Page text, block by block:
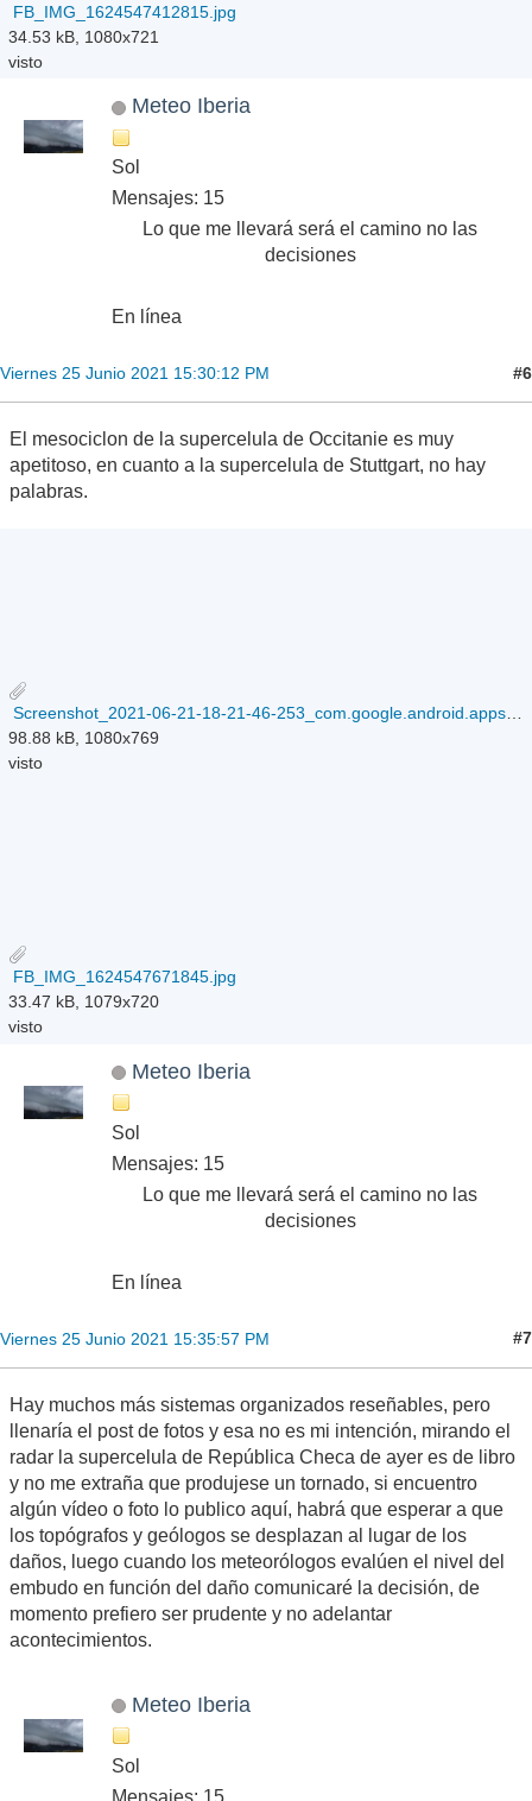
FB_IMG_1624547412815.jpg
34.53 kB, 1080x721
visto
Meteo Iberia
Sol
Mensajes: 15
Lo que me llevará será el camino no las
decisiones
En línea
Viernes 25 Junio 2021 15:30:12 PM #6
El mesociclon de la supercelula de Occitanie es muy
apetitoso, en cuanto a la supercelula de Stuttgart, no hay
palabras.
98.88 kB, 1080x769
visto
FB_IMG_1624547671845.jpg
33.47 kB, 1079x720
visto
Meteo Iberia
Sol
Mensajes: 15
Lo que me llevará será el camino no las
decisiones
En línea
Viernes 25 Junio 2021 15:35:57 PM #7
Hay muchos más sistemas organizados reseñables, pero
llenaría el post de fotos y esa no es mi intención, mirando el
radar la supercelula de República Checa de ayer es de libro
y no me extraña que produjese un tornado, si encuentro
algún vídeo o foto lo publico aquí, habrá que esperar a que
los topógrafos y geólogos se desplazan al lugar de los
daños, luego cuando los meteorólogos evalúen el nivel del
embudo en función del daño comunicaré la decisión, de
momento prefiero ser prudente y no adelantar
acontecimientos.
Meteo Iberia
Sol
Mensajes: 15